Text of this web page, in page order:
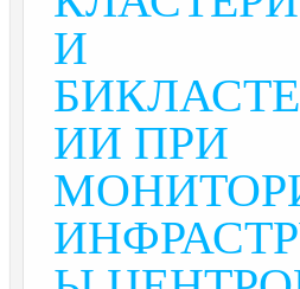
И
ИИ ПРИ